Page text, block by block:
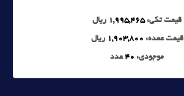
قیمت تکی:1,995,465 ریال
قیمت عمده: 1,903,800 ریال
موجودی: 40 عدد